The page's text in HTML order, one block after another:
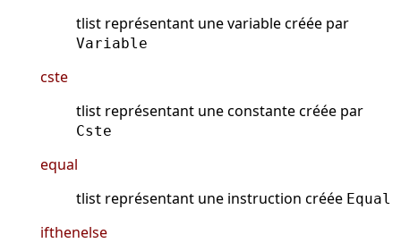
tlist représentant une variable créée par
Variable
cste
tlist représentant une constante créée par
Cste
equal
tlist représentant une instruction créée Equal
ifthenelse